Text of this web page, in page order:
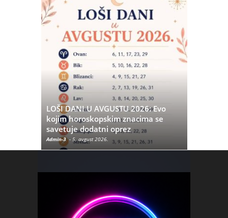
LOŠI DANI U AVGUSTU 2026: Evo
kojim horoskopskim znacima se
savetuje dodatni oprez
Admin-3 - 5. avgust 2026.